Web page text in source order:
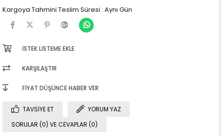
Kargoya Tahmini Teslim Süresi : Aynı Gün
İSTEK LISTEME EKLE
KARŞILAŞTIR
FIYAT DÜŞÜNCE HABER VER
TAVSIYE ET
YORUM YAZ
SORULAR (0) VE CEVAPLAR (0)